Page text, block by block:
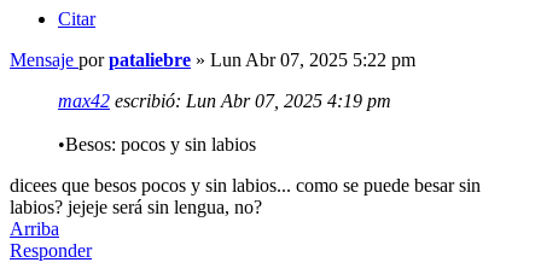
Citar
Mensaje porpataliebre » Lun Abr 07, 2025 5:22 pm
max42 escribió: Lun Abr 07, 2025 4:19 pm
•Besos: pocos y sin labios
dicees que besos pocos y sin labios... como se puede besar sin
labios? jejeje será sin lengua, no?
Arriba
Responder